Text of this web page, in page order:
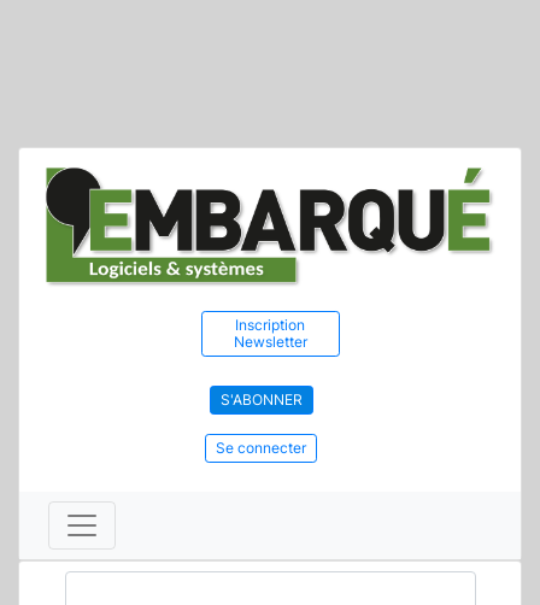
Inscription
Newsletter
S'ABONNER
Se connecter